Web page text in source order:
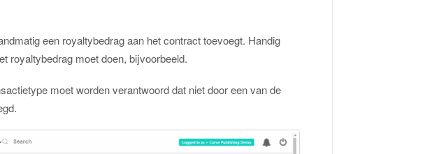
een royaltybedrag aan het contract toevoegt. Handig
royaltybedrag moet doen, bijvoorbeeld.
moet worden verantwoord dat niet door een van de